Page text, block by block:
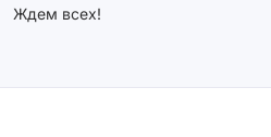
Ждем всех!